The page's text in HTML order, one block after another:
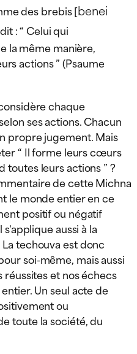
des brebis [benei
: “ Celui qui
la même manière,
actions ” (Psaume
chaque
ses actions. Chacun
propre jugement. Mais
“ Il forme leurs cœurs
toutes leurs actions ” ?
de cette Michna
le monde entier en ce
positif ou négatif
aussi à la
techouva est donc
soi-même, mais aussi
et nos échecs
Un seul acte de
ou
toute la société, du